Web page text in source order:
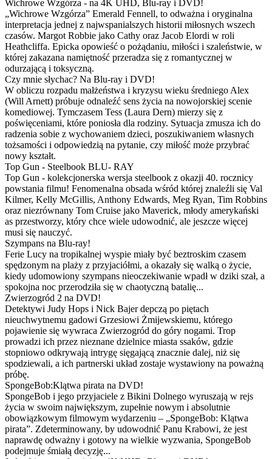
Wichrowe Wzgórza - na 4K UHD, Blu-ray i DVD!
„Wichrowe Wzgórza” Emerald Fennell, to odważna i oryginalna
interpretacja jednej z najwspanialszych historii miłosnych wszech
czasów. Margot Robbie jako Cathy oraz Jacob Elordi w roli
Heathcliffa. Epicka opowieść o pożądaniu, miłości i szaleństwie, w
której zakazana namiętność przeradza się z romantycznej w
odurzającą i toksyczną.
Czy mnie słychac? Na Blu-ray i DVD!
W obliczu rozpadu małżeństwa i kryzysu wieku średniego Alex
(Will Arnett) próbuje odnaleźć sens życia na nowojorskiej scenie
komediowej. Tymczasem Tess (Laura Dern) mierzy się z
poświęceniami, które poniosła dla rodziny. Sytuacja zmusza ich do
radzenia sobie z wychowaniem dzieci, poszukiwaniem własnych
tożsamości i odpowiedzią na pytanie, czy miłość może przybrać
nowy kształt.
Top Gun - Steelbook BLU- RAY
Top Gun - kolekcjonerska wersja steelbook z okazji 40. rocznicy
powstania filmu! Fenomenalna obsada wśród której znaleźli się Val
Kilmer, Kelly McGillis, Anthony Edwards, Meg Ryan, Tim Robbins
oraz niezrównany Tom Cruise jako Maverick, młody amerykański
as przestworzy, który chce wiele udowodnić, ale jeszcze więcej
musi się nauczyć.
Szympans na Blu-ray!
Ferie Lucy na tropikalnej wyspie miały być beztroskim czasem
spędzonym na plaży z przyjaciółmi, a okazały się walką o życie,
kiedy udomowiony szympans nieoczekiwanie wpadł w dziki szał, a
spokojna noc przerodziła się w chaotyczną batalię...
Zwierzogród 2 na DVD!
Detektywi Judy Hops i Nick Bajer depczą po piętach
nieuchwytnemu gadowi Grzesiowi Żmijewskiemu, którego
pojawienie się wywraca Zwierzogród do góry nogami. Trop
prowadzi ich przez nieznane dzielnice miasta ssaków, gdzie
stopniowo odkrywają intrygę sięgającą znacznie dalej, niż się
spodziewali, a ich partnerski układ zostaje wystawiony na poważną
próbę.
SpongeBob:Klątwa pirata na DVD!
SpongeBob i jego przyjaciele z Bikini Dolnego wyruszają w rejs
życia w swoim największym, zupełnie nowym i absolutnie
obowiązkowym filmowym wydarzeniu – „SpongeBob: Klątwa
pirata”. Zdeterminowany, by udowodnić Panu Krabowi, że jest
naprawdę odważny i gotowy na wielkie wyzwania, SpongeBob
podejmuje śmiałą decyzję...